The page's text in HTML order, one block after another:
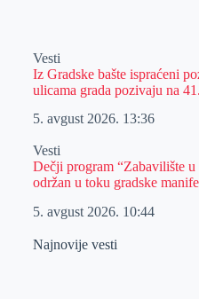
Vesti
Iz Gradske bašte ispraćeni
ulicama grada pozivaju na
5. avgust 2026. 13:36
Vesti
Dečji program “Zabavilište
održan u toku gradske
5. avgust 2026. 10:44
Najnovije vesti